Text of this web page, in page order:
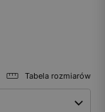
Tabela rozmiarów